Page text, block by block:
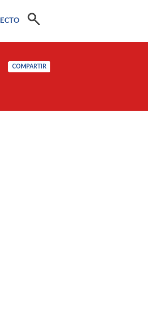
COMPARTIR